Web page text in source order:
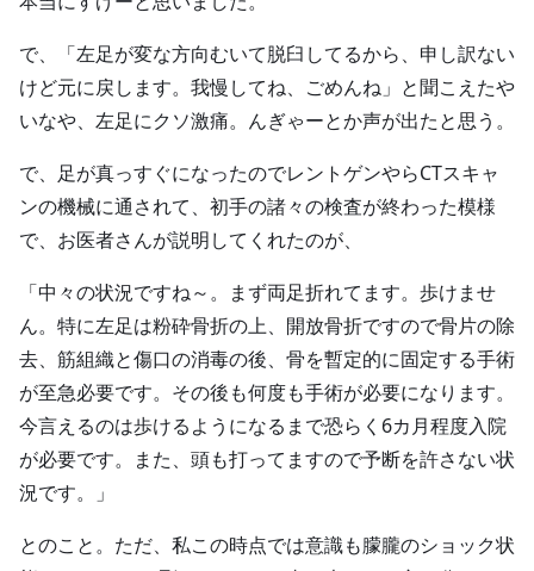
で、「左足が変な方向むいて脱臼してるから、申し訳ない
けど元に戻します。我慢してね、ごめんね」と聞こえたや
いなや、左足にクソ激痛。んぎゃーとか声が出たと思う。
で、足が真っすぐになったのでレントゲンやらCTスキャ
ンの機械に通されて、初手の諸々の検査が終わった模様
で、お医者さんが説明してくれたのが、
「中々の状況ですね～。まず両足折れてます。歩けませ
ん。特に左足は粉砕骨折の上、開放骨折ですので骨片の除
去、筋組織と傷口の消毒の後、骨を暫定的に固定する手術
が至急必要です。その後も何度も手術が必要になります。
今言えるのは歩けるようになるまで恐らく6カ月程度入院
が必要です。また、頭も打ってますので予断を許さない状
況です。」
とのこと。ただ、私この時点では意識も朦朧のショック状